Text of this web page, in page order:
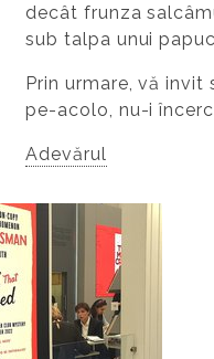
decât frunza
sub talpa unui
Prin urmare, vă invit
pe-acolo, nu-i
Adevărul